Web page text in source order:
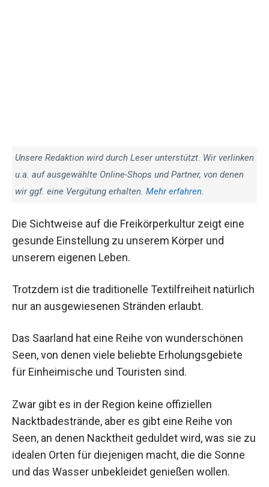
Unsere Redaktion wird durch Leser unterstützt. Wir verlinken
u.a. auf ausgewählte Online-Shops und Partner, von denen
wir ggf. eine Vergütung erhalten. Mehr erfahren.
Die Sichtweise auf die Freikörperkultur zeigt eine
gesunde Einstellung zu unserem Körper und
unserem eigenen Leben.
Trotzdem ist die traditionelle Textilfreiheit natürlich
nur an ausgewiesenen Stränden erlaubt.
Das Saarland hat eine Reihe von wunderschönen
Seen, von denen viele beliebte Erholungsgebiete
für Einheimische und Touristen sind.
Zwar gibt es in der Region keine offiziellen
Nacktbadestrände, aber es gibt eine Reihe von
Seen, an denen Nacktheit geduldet wird, was sie zu
idealen Orten für diejenigen macht, die die Sonne
und das Wasser unbekleidet genießen wollen.